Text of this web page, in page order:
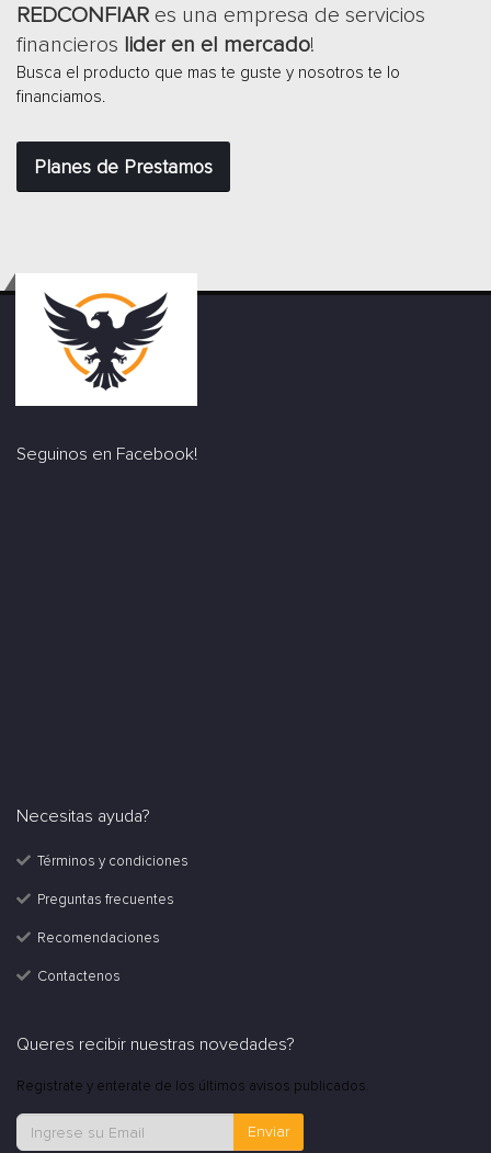
REDCONFIAR es una empresa de servicios
financieros lider en el mercado!
Busca el producto que mas te guste y nosotros te lo
financiamos.
Planes de Prestamos
Seguinos en Facebook!
Necesitas ayuda?
Términos y condiciones
Preguntas frecuentes
Recomendaciones
Contactenos
Queres recibir nuestras novedades?
Registrate y enterate de los últimos avisos publicados.
Enviar